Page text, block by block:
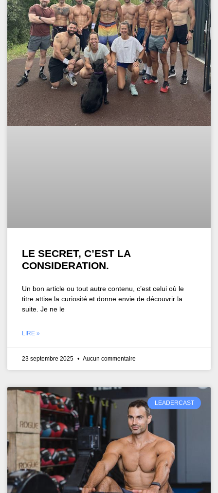
LE SECRET, C’EST LA
CONSIDERATION.
Un bon article ou tout autre contenu, c’est celui où le
titre attise la curiosité et donne envie de découvrir la
suite. Je ne le
LIRE »
23 septembre 2025 Aucun commentaire
LEADERCAST